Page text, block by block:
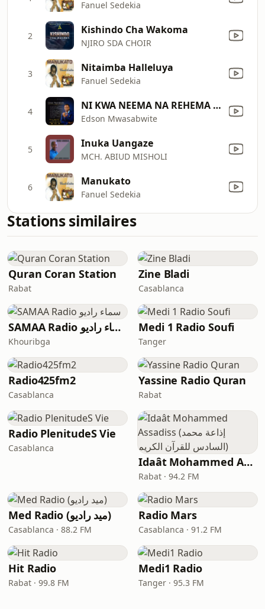
Fanuel Sedekia
2 Kishindo Cha Wakoma
NJIRO SDA CHOIR
3 Nitaimba Halleluya
Fanuel Sedekia
4 NI KWA NEEMA NA REHEMA V2
Edson Mwasabwite
5 Inuka Uangaze
MCH. ABIUD MISHOLI
6 Manukato
Fanuel Sedekia
Stations similaires
Quran Coran Station
Rabat
Zine Bladi
Casablanca
SAMAA Radio سماء راديو
Khouribga
Medi 1 Radio Soufi
Tanger
Radio425fm2
Casablanca
Yassine Radio Quran
Rabat
Radio PlenitudeS Vie
Casablanca
Idaât Mohammed Assadiss (إذاعة محمد السادس للقرآن الكريم)
Rabat · 94.2 FM
Med Radio (ميد راديو)
Casablanca · 88.2 FM
Radio Mars
Casablanca · 91.2 FM
Hit Radio
Rabat · 99.8 FM
Medi1 Radio
Tanger · 95.3 FM